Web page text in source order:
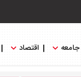
جامعه اقتصاد